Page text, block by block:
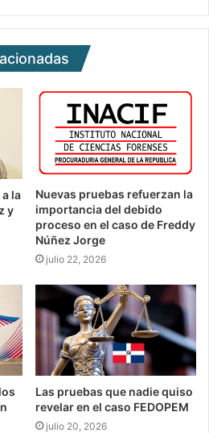
la
y
Nuevas pruebas refuerzan la
importancia del debido
proceso en el caso de Freddy
Núñez Jorge
julio 22, 2026
Las pruebas que nadie quiso
revelar en el caso FEDOPEM
julio 20, 2026